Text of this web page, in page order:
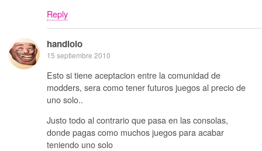
Reply
handlolo
15 septiembre 2010
Esto si tiene aceptacion entre la comunidad de
modders, sera como tener futuros juegos al precio de
uno solo..
Justo todo al contrario que pasa en las consolas,
donde pagas como muchos juegos para acabar
teniendo uno solo